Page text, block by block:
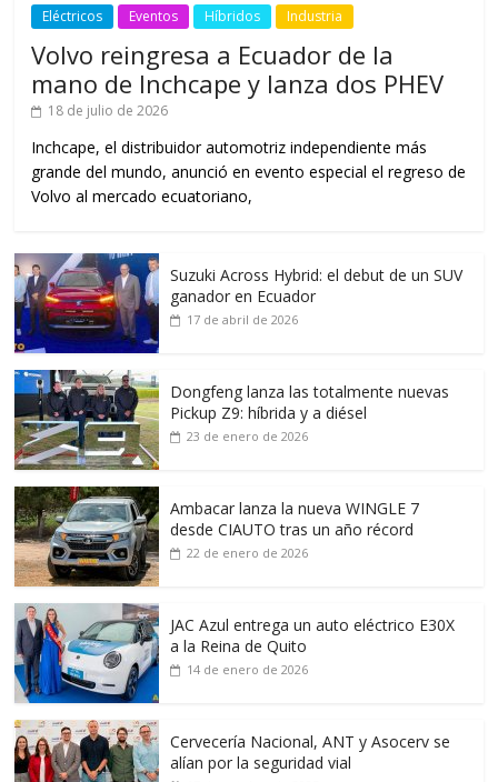
Eléctricos Eventos Híbridos Industria
Volvo reingresa a Ecuador de la
mano de Inchcape y lanza dos PHEV
18 de julio de 2026
Inchcape, el distribuidor automotriz independiente más
grande del mundo, anunció en evento especial el regreso de
Volvo al mercado ecuatoriano,
Suzuki Across Hybrid: el debut de un SUV
ganador en Ecuador
17 de abril de 2026
Dongfeng lanza las totalmente nuevas
Pickup Z9: híbrida y a diésel
23 de enero de 2026
Ambacar lanza la nueva WINGLE 7
desde CIAUTO tras un año récord
22 de enero de 2026
JAC Azul entrega un auto eléctrico E30X
a la Reina de Quito
14 de enero de 2026
Cervecería Nacional, ANT y Asocerv se
alían por la seguridad vial